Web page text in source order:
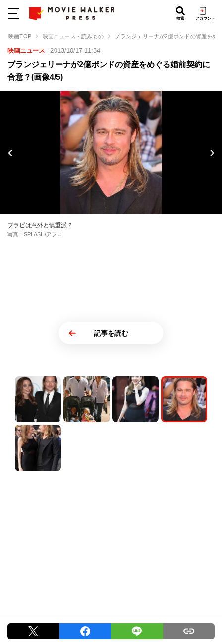
検索 アカウント
映画TOP 映画ニュース・読みもの ブランジェリーナが2億ポンドの資産をめ
映画ニュース 2013/10/17 11:34
ブランジェリーナが2億ポンドの資産をめぐる婚前契約に
合意？(画像4/5)
ブラピは意外と慎重派？
写真：SPLASH/アフロ
記事を読む